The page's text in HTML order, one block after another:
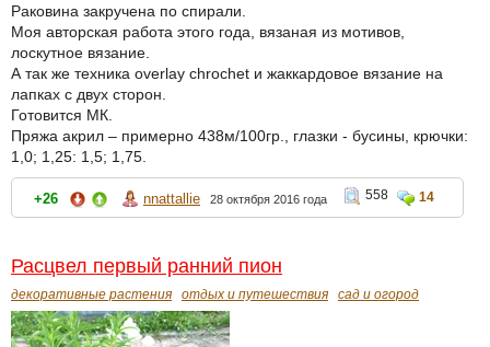
Раковина закручена по спирали.
Моя авторская работа этого года, вязаная из мотивов,
лоскутное вязание.
А так же техника overlay chrochet и жаккардовое вязание на
лапках с двух сторон.
Готовится МК.
Пряжа акрил – примерно 438м/100гр., глазки - бусины, крючки:
1,0; 1,25: 1,5; 1,75.
+26 nnattallie 28 октября 2016 года 558 14
Расцвел первый ранний пион
декоративные растения отдых и путешествия сад и огород